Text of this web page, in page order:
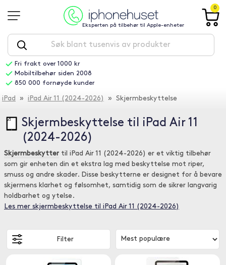
Eksperten på tilbehør til Apple-enheter
0
Fri frakt over 1000 kr
Mobiltilbehør siden 2008
850 000 fornøyde kunder
iPad » iPad Air 11 (2024-2026) » Skjermbeskyttelse
Skjermbeskyttelse til iPad Air 11
(2024-2026)
Skjermbeskytter til iPad Air 11 (2024-2026) er et viktig tilbehør
som gir enheten din et ekstra lag med beskyttelse mot riper,
smuss og andre skader. Disse beskytterne er designet for å bevare
skjermens klarhet og følsomhet, samtidig som de sikrer langvarig
holdbarhet og ytelse.
Les mer skjermbeskyttelse til iPad Air 11 (2024-2026)
Filter